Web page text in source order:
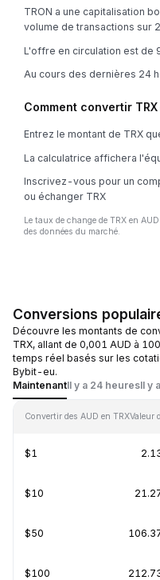
TRON a une capitalisation
volume de transactions sur
L'offre en circulation est de
Au cours des dernières 24
Comment convertir TRX
Entrez le montant de TRX
La calculatrice affichera
Inscrivez-vous pour un
ou échanger TRX
Le taux de change de TRX en
des données du marché.
Conversions
Découvre les montants de
TRX, allant de 0,001 AUD à
temps réel basés sur les
Bybit-eu.
MaintenantIl y a 24 heuresIl y
Convertir des AUD en TRXValeur
$1
$10
$50
$100